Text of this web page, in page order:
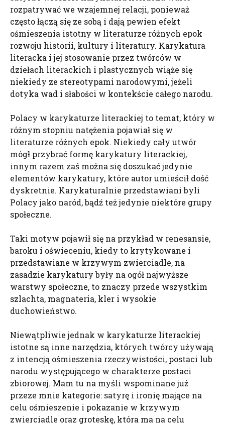
rozpatrywać we wzajemnej relacji, ponieważ
często łączą się ze sobą i dają pewien efekt
ośmieszenia istotny w literaturze różnych epok
rozwoju historii, kultury i literatury. Karykatura
literacka i jej stosowanie przez twórców w
dziełach literackich i plastycznych wiąże się
niekiedy ze stereotypami narodowymi, jeżeli
dotyka wad i słabości w kontekście całego narodu.
Polacy w karykaturze literackiej to temat, który w
różnym stopniu natężenia pojawiał się w
literaturze różnych epok. Niekiedy cały utwór
mógł przybrać formę karykatury literackiej,
innym razem zaś można się doszukać jedynie
elementów karykatury, które autor umieścił dość
dyskretnie. Karykaturalnie przedstawiani byli
Polacy jako naród, bądź też jedynie niektóre grupy
społeczne.
Taki motyw pojawił się na przykład w renesansie,
baroku i oświeceniu, kiedy to krytykowane i
przedstawiane w krzywym zwierciadle, na
zasadzie karykatury były na ogół najwyższe
warstwy społeczne, to znaczy przede wszystkim
szlachta, magnateria, kler i wysokie
duchowieństwo.
Niewątpliwie jednak w karykaturze literackiej
istotne są inne narzędzia, których twórcy używają
z intencją ośmieszenia rzeczywistości, postaci lub
narodu występującego w charakterze postaci
zbiorowej. Mam tu na myśli wspominane już
przeze mnie kategorie: satyrę i ironię mające na
celu ośmieszenie i pokazanie w krzywym
zwierciadle oraz groteskę, która ma na celu